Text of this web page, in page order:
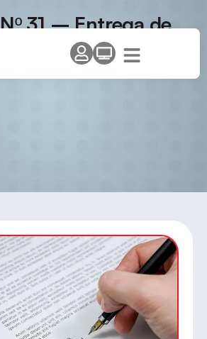
31 – Entrega de
temporada 2009-
2010